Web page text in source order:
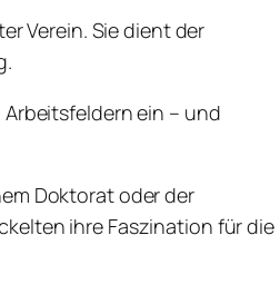
Verein. Sie dient der
ein – und
Doktorat oder der
ihre Faszination für die